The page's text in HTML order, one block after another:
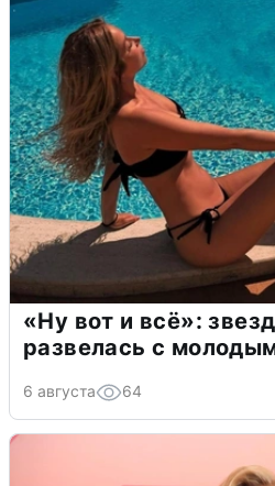
«Ну вот и всё»:
развелась с
6 августа 64